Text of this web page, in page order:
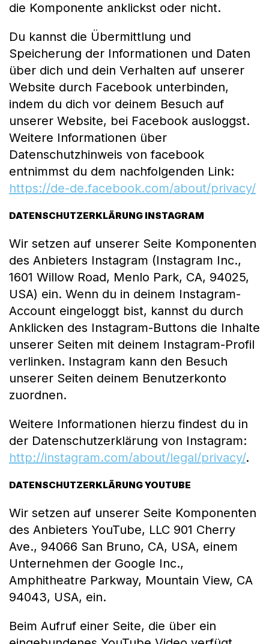
die Komponente anklickst oder nicht.
Du kannst die Übermittlung und
Speicherung der Informationen und Daten
über dich und dein Verhalten auf unserer
Website durch Facebook unterbinden,
indem du dich vor deinem Besuch auf
unserer Website, bei Facebook ausloggst.
Weitere Informationen über
Datenschutzhinweis von facebook
entnimmst du dem nachfolgenden Link:
https://de-de.facebook.com/about/privacy/
DATENSCHUTZERKLÄRUNG INSTAGRAM
Wir setzen auf unserer Seite Komponenten
des Anbieters Instagram (Instagram Inc.,
1601 Willow Road, Menlo Park, CA, 94025,
USA) ein. Wenn du in deinem Instagram-
Account eingeloggt bist, kannst du durch
Anklicken des Instagram-Buttons die Inhalte
unserer Seiten mit deinem Instagram-Profil
verlinken. Instagram kann den Besuch
unserer Seiten deinem Benutzerkonto
zuordnen.
Weitere Informationen hierzu findest du in
der Datenschutzerklärung von Instagram:
http://instagram.com/about/legal/privacy/.
DATENSCHUTZERKLÄRUNG YOUTUBE
Wir setzen auf unserer Seite Komponenten
des Anbieters YouTube, LLC 901 Cherry
Ave., 94066 San Bruno, CA, USA, einem
Unternehmen der Google Inc.,
Amphitheatre Parkway, Mountain View, CA
94043, USA, ein.
Beim Aufruf einer Seite, die über ein